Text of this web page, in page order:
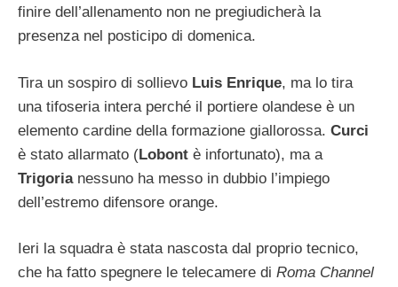
finire dell’allenamento non ne pregiudicherà la
presenza nel posticipo di domenica.
Tira un sospiro di sollievo Luis Enrique, ma lo tira
una tifoseria intera perché il portiere olandese è un
elemento cardine della formazione giallorossa. Curci
è stato allarmato (Lobont è infortunato), ma a
Trigorianessuno ha messo in dubbio l’impiego
dell’estremo difensore orange.
Ieri la squadra è stata nascosta dal proprio tecnico,
che ha fatto spegnere le telecamere di Roma Channel